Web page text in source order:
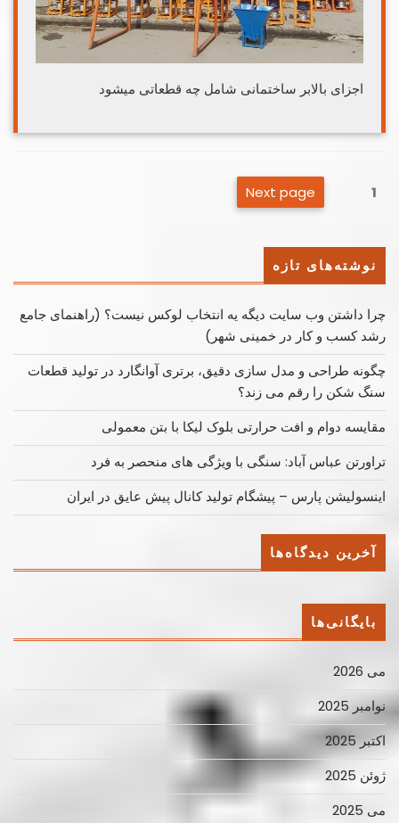
اجزای بالابر ساختمانی شامل چه قطعاتی میشود
صفحه‌بندی
Page1
Next page
نوشته‌های تازه
چرا داشتن وب سایت دیگه یه انتخاب لوکس نیست؟ (راهنمای جامع
رشد کسب ‌و کار در خمینی ‌شهر)
چگونه طراحی و مدل سازی دقیق، برتری آوانگارد در تولید قطعات
سنگ شکن را رقم می زند؟
مقایسه دوام و افت حرارتی بلوک لیکا با بتن معمولی
تراورتن عباس آباد: سنگی با ویژگی های منحصر به فرد
اینسولیشن پارس – پیشگام تولید کانال پیش عایق در ایران
آخرین دیدگاه‌ها
بایگانی‌ها
می 2026
نوامبر 2025
اکتبر 2025
ژوئن 2025
می 2025